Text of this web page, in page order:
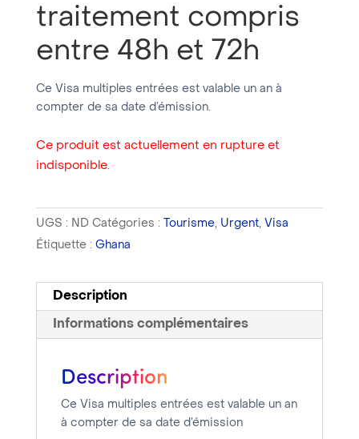
traitement compris
entre 48h et 72h
Ce Visa multiples entrées est valable un an à
compter de sa date d’émission.
Ce produit est actuellement en rupture et
indisponible.
UGS : ND Catégories : Tourisme, Urgent, Visa
Étiquette : Ghana
Description
Informations complémentaires
Description
Ce Visa multiples entrées est valable un an
à compter de sa date d’émission